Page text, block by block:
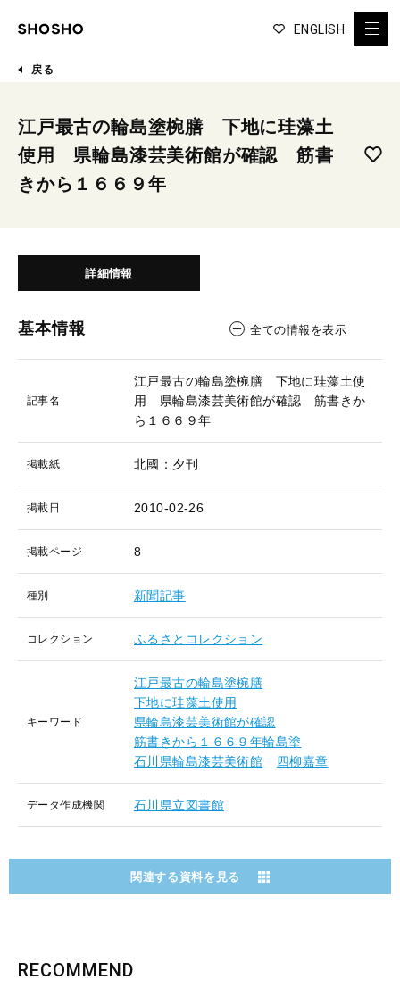
ENGLISH
戻る
江戸最古の輪島塗椀膳 下地に珪藻土
使用 県輪島漆芸美術館が確認 筋書
きから１６６９年
詳細情報
基本情報 全ての情報を表示
記事名
江戸最古の輪島塗椀膳 下地に珪藻土使
用 県輪島漆芸美術館が確認 筋書きか
ら１６６９年
掲載紙 北國：夕刊
掲載日 2010-02-26
掲載ページ 8
種別 新聞記事
コレクション ふるさとコレクション
キーワード
江戸最古の輪島塗椀膳
下地に珪藻土使用
県輪島漆芸美術館が確認
筋書きから１６６９年輪島塗
石川県輪島漆芸美術館
四柳嘉章
データ作成機関 石川県立図書館
関連する資料を見る
RECOMMEND